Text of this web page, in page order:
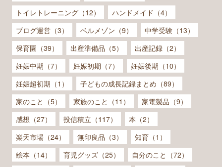
トイレトレーニング（12）
ハンドメイド（4）
ブログ運営（3）
ベルメゾン（9）
中学受験（13）
保育園（39）
出産準備品（5）
出産記録（2）
妊娠中期（7）
妊娠初期（7）
妊娠後期（10）
妊娠超初期（1）
子どもの成長記録まとめ（89）
家のこと（5）
家族のこと（11）
家電製品（9）
感想（27）
投信積立（117）
本（2）
楽天市場（24）
無印良品（3）
知育（1）
絵本（14）
育児グッズ（25）
自分のこと（72）